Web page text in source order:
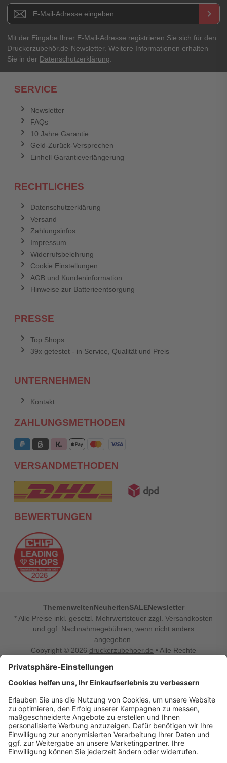
Newsletter E-Mail Adresse keyboard_arrow_right
Mit der Eingabe Ihrer E-Mail-Adresse registrieren Sie sich für den
Druckerzubehör.de-Newsletter. Weitere Informationen erhalten
Sie in der Datenschutzerklärung.
SERVICE
Newsletter
FAQs
10 Jahre Garantie
Geld-Zurück-Versprechen
Einhell Garantieverlängerung
RECHTLICHES
Datenschutzerklärung
Versand
Zahlungsinfos
Impressum
Widerrufsbelehrung
Cookie Einstellungen
AGB und Kundeninformation
Hinweise zur Batterieentsorgung
PRESSE
Top Shops
39x getestet - in Service, Qualität und Preis
UNTERNEHMEN
Kontakt
ZAHLUNGSMETHODEN
VERSANDMETHODEN
BEWERTUNGEN
ThemenweltenNeuheitenSALENewsletter
* Alle Preise inkl. gesetzl. Mehrwertsteuer zzgl. Versandkosten
und ggf. Nachnahmegebühren, wenn nicht anders
angegeben.
Copyright © 2026 druckerzubehoer.de • Alle Rechte
Vertrag widerrufen
Druckerzubehoer.de – preiswerte Qualität für Ihr Office
Sie sind auf der Suche nach dem passenden Druckerzubehör
oder Zubehör für das Büro, den Computer oder Ihr
Smartphone? Dann sind Sie bei Druckerzubehoer.de genau
richtig! Unser breites Sortiment bietet unter anderem Tinte
und Toner für alle gängigen Druckermodelle – großer sowie
kleiner Hersteller. Zugleich sind wir Ihr Online Fachhandel für